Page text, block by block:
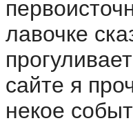
лавочке
сайте я
некое